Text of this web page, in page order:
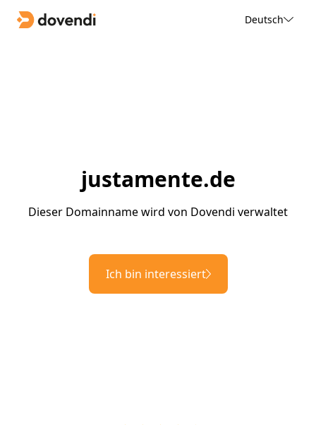
Deutsch
justamente.de
Dieser Domainname wird von Dovendi verwaltet
Ich bin interessiert